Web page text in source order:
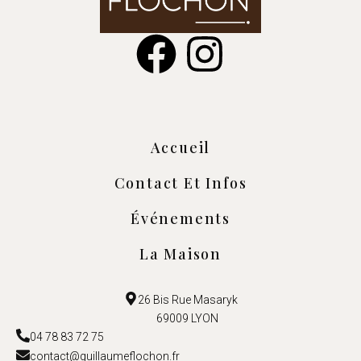
Accueil
Contact Et Infos
Événements
La Maison
26 Bis Rue Masaryk
69009 LYON
04 78 83 72 75
contact@guillaumeflochon.fr